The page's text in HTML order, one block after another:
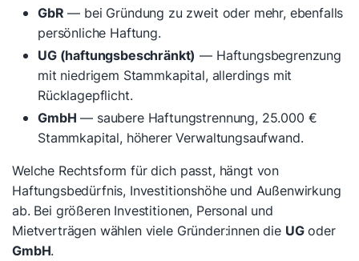
GbR — bei Gründung zu zweit oder mehr, ebenfalls
persönliche Haftung.
UG (haftungsbeschränkt) — Haftungsbegrenzung
mit niedrigem Stammkapital, allerdings mit
Rücklagepflicht.
GmbH — saubere Haftungstrennung, 25.000 €
Stammkapital, höherer Verwaltungsaufwand.
Welche Rechtsform für dich passt, hängt von
Haftungsbedürfnis, Investitionshöhe und Außenwirkung
ab. Bei größeren Investitionen, Personal und
Mietverträgen wählen viele Gründer:innen die UGoder
GmbH.